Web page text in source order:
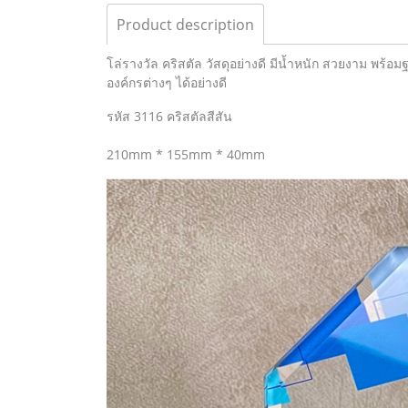
Product description
โล่รางวัล คริสตัล วัสดุอย่างดี มีน้ำหนัก สวยงาม พร้อ
องค์กรต่างๆ ได้อย่างดี
รหัส 3116 คริสตัลสีสัน
210mm * 155mm * 40mm